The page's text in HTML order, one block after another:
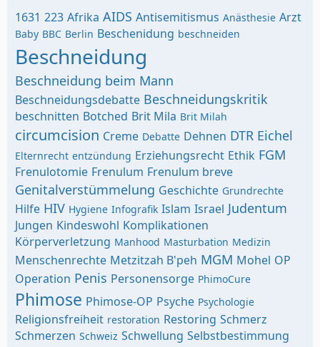
1631 223 Afrika AIDS Antisemitismus Anästhesie Arzt
Baby BBC Berlin Beschenidung beschneiden
Beschneidung
Beschneidung beim Mann
Beschneidungsdebatte Beschneidungskritik
beschnitten Botched Brit Mila Brit Milah
circumcision Creme Debatte Dehnen DTR Eichel
Elternrecht entzündung Erziehungsrecht Ethik FGM
Frenulotomie Frenulum Frenulum breve
Genitalverstümmelung Geschichte Grundrechte
Hilfe HIV Hygiene Infografik Islam Israel Judentum
Jungen Kindeswohl Komplikationen
Körperverletzung Manhood Masturbation Medizin
Menschenrechte Metzitzah B'peh MGM Mohel OP
Operation Penis Personensorge PhimoCure
Phimose Phimose-OP Psyche Psychologie
Religionsfreiheit restoration Restoring Schmerz
Schmerzen Schweiz Schwellung Selbstbestimmung